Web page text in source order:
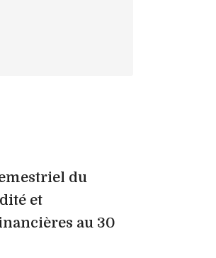
du
et
au 30